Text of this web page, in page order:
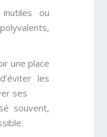
ou
une place
les
ses
souvent,